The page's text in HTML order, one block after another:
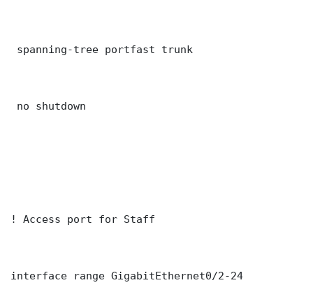
spanning-tree portfast trunk
no shutdown
! Access port for Staff
interface range GigabitEthernet0/2-24